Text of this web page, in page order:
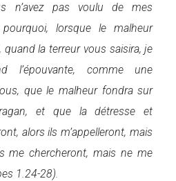
n’avez pas voulu de mes
pourquoi, lorsque le malheur
la terreur vous saisira, je
l’épouvante, comme une
que le malheur fondra sur
et que la détresse et
alors ils m’appelleront, mais
me chercheront, mais ne me
1.24-28).